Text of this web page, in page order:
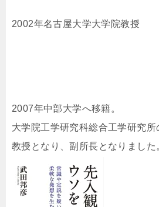
2002年名古屋大学大学院教授
2007年中部大学へ移籍。
大学院工学研究科総合工学研究所
教授となり、副所長となりました